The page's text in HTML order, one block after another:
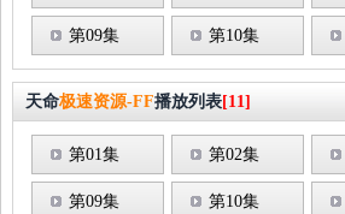
第09集 第10集
天命极速资源-FF播放列表[11]
第01集 第02集
第09集 第10集